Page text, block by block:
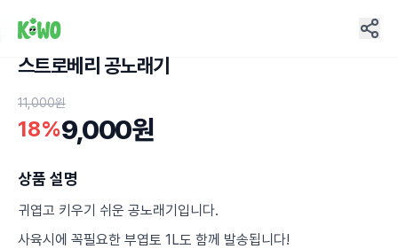
스트로베리 공노래기
11,000원
18%9,000원
상품 설명
귀엽고 키우기 쉬운 공노래기입니다.
사육시에 꼭필요한 부엽토 1L도 함께 발송됩니다!